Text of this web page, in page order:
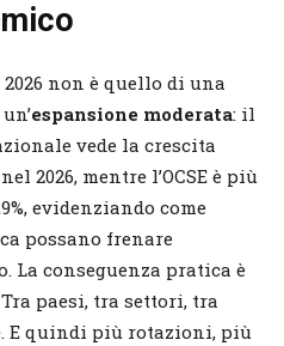
non è quello di una
espansione moderata: il
vede la crescita
2026, mentre l’OCSE è più
evidenziando come
possano frenare
La conseguenza pratica è
Tra paesi, tra settori, tra
E quindi più rotazioni, più